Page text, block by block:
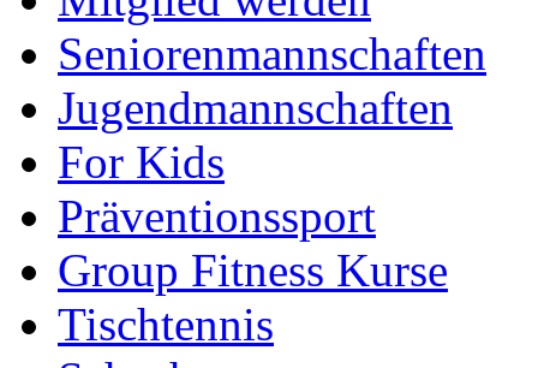
Seniorenmannschaften
Jugendmannschaften
For Kids
Präventionssport
Group Fitness Kurse
Tischtennis